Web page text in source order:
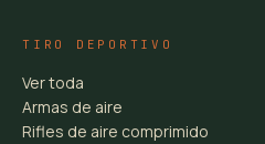
TIRO DEPORTIVO
Ver toda
Armas de aire
Rifles de aire comprimido